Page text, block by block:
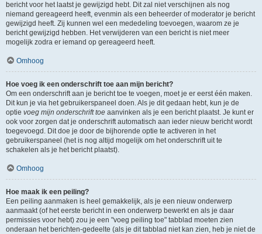
bericht voor het laatst je gewijzigd hebt. Dit zal niet verschijnen als nog
niemand gereageerd heeft, evenmin als een beheerder of moderator je bericht
gewijzigd heeft. Zij kunnen wel een mededeling toevoegen, waarom ze je
bericht gewijzigd hebben. Het verwijderen van een bericht is niet meer
mogelijk zodra er iemand op gereageerd heeft.
Omhoog
Hoe voeg ik een onderschrift toe aan mijn bericht?
Om een onderschrift aan je bericht toe te voegen, moet je er eerst één maken.
Dit kun je via het gebruikerspaneel doen. Als je dit gedaan hebt, kun je de
optie voeg mijn onderschrift toe aanvinken als je een bericht plaatst. Je kunt er
ook voor zorgen dat je onderschrift automatisch aan ieder nieuw bericht wordt
toegevoegd. Dit doe je door de bijhorende optie te activeren in het
gebruikerspaneel (het is nog altijd mogelijk om het onderschrift uit te
schakelen als je het bericht plaatst).
Omhoog
Hoe maak ik een peiling?
Een peiling aanmaken is heel gemakkelijk, als je een nieuw onderwerp
aanmaakt (of het eerste bericht in een onderwerp bewerkt en als je daar
permissies voor hebt) zou je een "voeg peiling toe" tabblad moeten zien
onderaan het berichten-gedeelte (als je dit tabblad niet kan zien, heb je niet de